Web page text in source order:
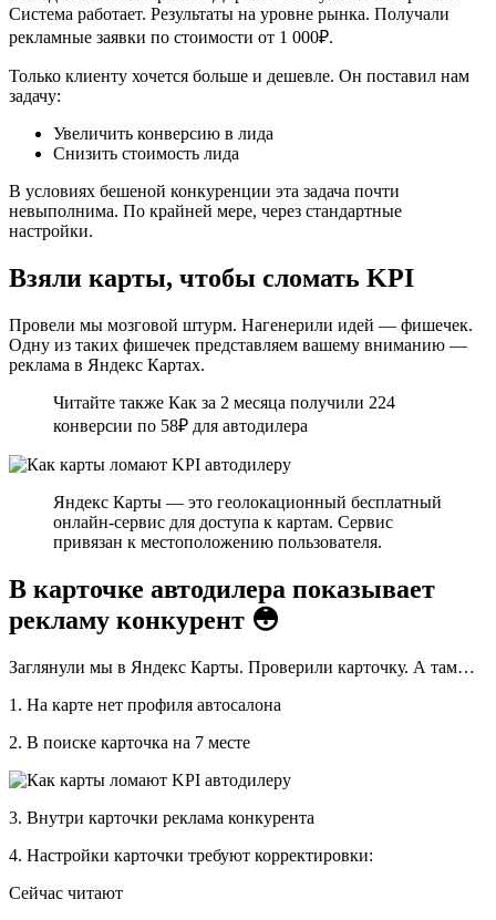
Система работает. Результаты на уровне рынка. Получали
рекламные заявки по стоимости от 1 000₽.
Только клиенту хочется больше и дешевле. Он поставил нам
задачу:
Увеличить конверсию в лида
Снизить стоимость лида
В условиях бешеной конкуренции эта задача почти
невыполнима. По крайней мере, через стандартные
настройки.
Взяли карты, чтобы сломать KPI
Провели мы мозговой штурм. Нагенерили идей — фишечек.
Одну из таких фишечек представляем вашему вниманию —
реклама в Яндекс Картах.
Читайте также Как за 2 месяца получили 224
конверсии по 58₽ для автодилера
Яндекс Карты — это геолокационный бесплатный
онлайн-сервис для доступа к картам. Сервис
привязан к местоположению пользователя.
В карточке автодилера показывает
рекламу конкурент 😳
Заглянули мы в Яндекс Карты. Проверили карточку. А там…
1. На карте нет профиля автосалона
2. В поиске карточка на 7 месте
3. Внутри карточки реклама конкурента
4. Настройки карточки требуют корректировки:
Сейчас читают